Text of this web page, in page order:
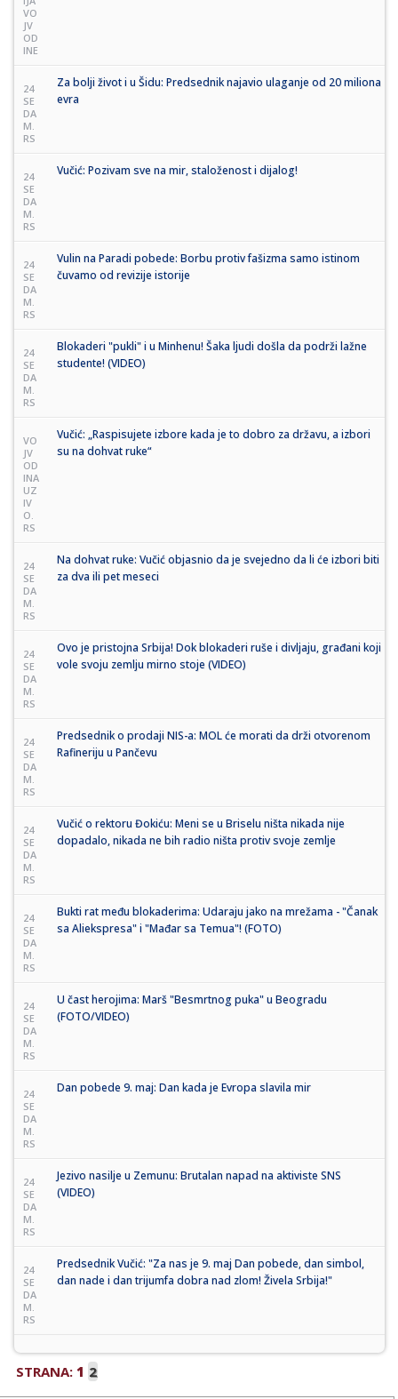
VO
JV
OD
INE
24
SE
DA
M.
RS
Za bolji život i u Šidu: Predsednik najavio ulaganje od 20 miliona
evra
24
SE
DA
M.
RS
Vučić: Pozivam sve na mir, staloženost i dijalog!
24
SE
DA
M.
RS
Vulin na Paradi pobede: Borbu protiv fašizma samo istinom
čuvamo od revizije istorije
24
SE
DA
M.
RS
Blokaderi "pukli" i u Minhenu! Šaka ljudi došla da podrži lažne
studente! (VIDEO)
VO
JV
OD
INA
UZ
IV
O.
RS
Vučić: „Raspisujete izbore kada je to dobro za državu, a izbori
su na dohvat ruke“
24
SE
DA
M.
RS
Na dohvat ruke: Vučić objasnio da je svejedno da li će izbori biti
za dva ili pet meseci
24
SE
DA
M.
RS
Ovo je pristojna Srbija! Dok blokaderi ruše i divljaju, građani koji
vole svoju zemlju mirno stoje (VIDEO)
24
SE
DA
M.
RS
Predsednik o prodaji NIS-a: MOL će morati da drži otvorenom
Rafineriju u Pančevu
24
SE
DA
M.
RS
Vučić o rektoru Đokiću: Meni se u Briselu ništa nikada nije
dopadalo, nikada ne bih radio ništa protiv svoje zemlje
24
SE
DA
M.
RS
Bukti rat među blokaderima: Udaraju jako na mrežama - "Čanak
sa Aliekspresa" i "Mađar sa Temua"! (FOTO)
24
SE
DA
M.
RS
U čast herojima: Marš "Besmrtnog puka" u Beogradu
(FOTO/VIDEO)
24
SE
DA
M.
RS
Dan pobede 9. maj: Dan kada je Evropa slavila mir
24
SE
DA
M.
RS
Jezivo nasilje u Zemunu: Brutalan napad na aktiviste SNS
(VIDEO)
24
SE
DA
M.
RS
Predsednik Vučić: "Za nas je 9. maj Dan pobede, dan simbol,
dan nade i dan trijumfa dobra nad zlom! Živela Srbija!"
STRANA: 1 2